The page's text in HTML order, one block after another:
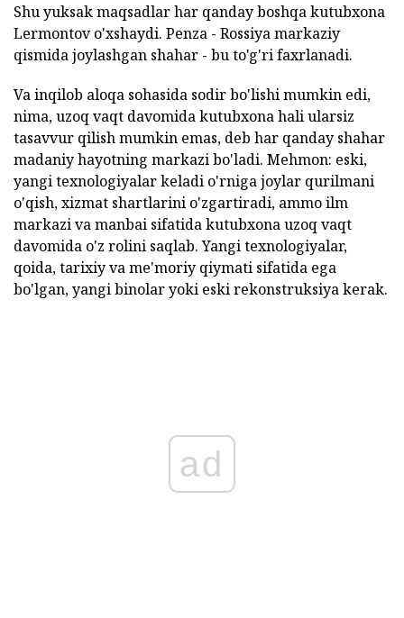
Shu yuksak maqsadlar har qanday boshqa kutubxona
Lermontov o'xshaydi. Penza - Rossiya markaziy
qismida joylashgan shahar - bu to'g'ri faxrlanadi.
Va inqilob aloqa sohasida sodir bo'lishi mumkin edi,
nima, uzoq vaqt davomida kutubxona hali ularsiz
tasavvur qilish mumkin emas, deb har qanday shahar
madaniy hayotning markazi bo'ladi. Mehmon: eski,
yangi texnologiyalar keladi o'rniga joylar qurilmani
o'qish, xizmat shartlarini o'zgartiradi, ammo ilm
markazi va manbai sifatida kutubxona uzoq vaqt
davomida o'z rolini saqlab. Yangi texnologiyalar,
qoida, tarixiy va me'moriy qiymati sifatida ega
bo'lgan, yangi binolar yoki eski rekonstruksiya kerak.
ad